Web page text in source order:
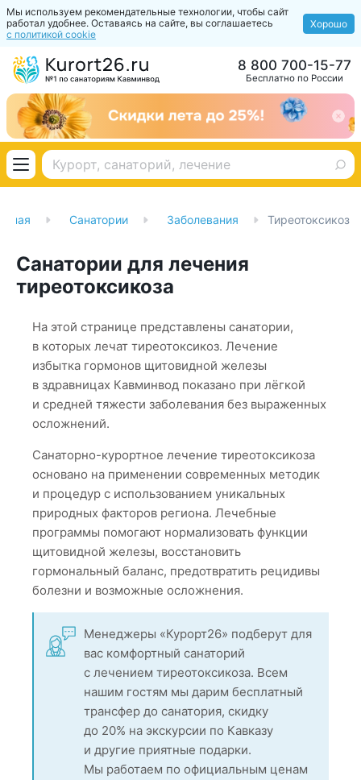
Мы используем рекомендательные технологии, чтобы сайт
работал удобнее. Оставаясь на сайте, вы соглашаетесь
с политикой cookie
Хорошо
Бесплатно по России
8 800 700-15-77
Санатории Заболевания Тиреотоксикоз
Санатории для лечения
тиреотоксикоза
На этой странице представлены санатории,
в которых лечат тиреотоксикоз. Лечение
избытка гормонов щитовидной железы
в здравницах Кавминвод показано при лёгкой
и средней тяжести заболевания без выраженных
осложнений.
Санаторно-курортное лечение тиреотоксикоза
основано на применении современных методик
и процедур с использованием уникальных
природных факторов региона. Лечебные
программы помогают нормализовать функции
щитовидной железы, восстановить
гормональный баланс, предотвратить рецидивы
болезни и возможные осложнения.
Менеджеры «Курорт26» подберут для
вас комфортный санаторий
с лечением тиреотоксикоза. Всем
нашим гостям мы дарим бесплатный
трансфер до санатория, скидку
до 20% на экскурсии по Кавказу
и другие приятные подарки.
Мы работаем по официальным ценам